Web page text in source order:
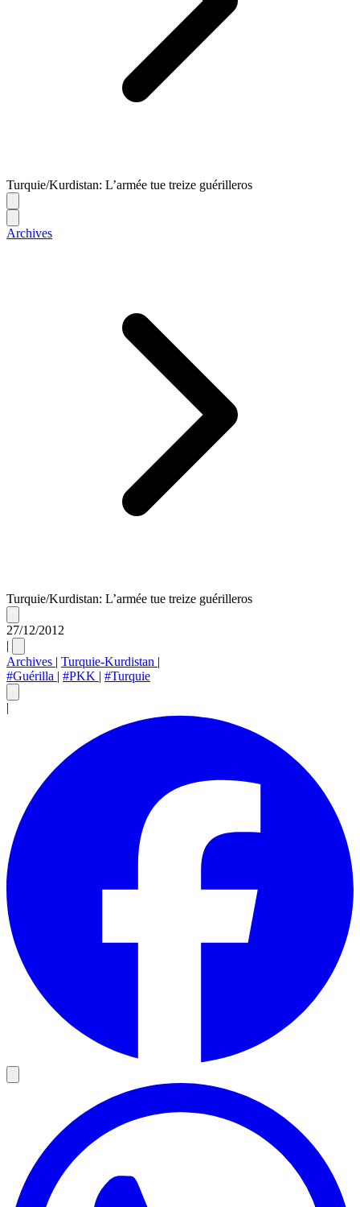
Turquie/Kurdistan: L’armée tue treize guérilleros
Archives
Turquie/Kurdistan: L’armée tue treize guérilleros
27/12/2012
|
Archives | Turquie-Kurdistan |
#Guérilla | #PKK | #Turquie
|